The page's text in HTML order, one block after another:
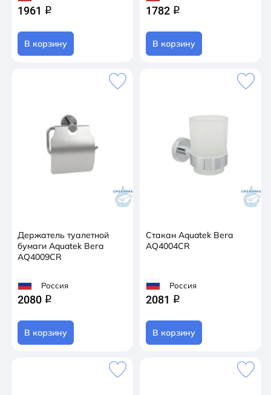
1961 q
В корзину
1782 q
В корзину
Держатель туалетной
бумаги Aquatek Вега
AQ4009CR
Россия
2080 q
В корзину
Стакан Aquatek Вега
AQ4004CR
Россия
2081 q
В корзину